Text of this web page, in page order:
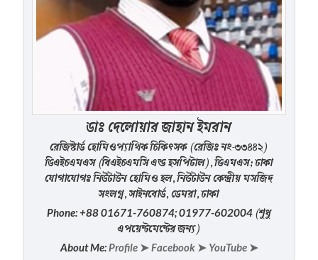
ডাঃ দেলোয়ার জাহান ইমরান
রেজিস্টার্ড হোমিওপ্যাথিক চিকিৎসক (রেজিঃ নং-৩৩৪৪২)
ডিএইচএমএস (বিএইচএমসি এন্ড হসপিটাল), ডিএমএস; ঢাকা
যোগাযোগঃ নিউটাউন হোমিও হল, নিউটাউন কেন্দ্রীয় মসজিদ
সংলগ্ন, সাইনবোর্ড, ডেমরা, ঢাকা
Phone: +88 01671-760874; 01977-602004 (শুধু
এপয়েন্টমেন্টের জন্য)
About Me:Profile ➤Facebook ➤ YouTube ➤